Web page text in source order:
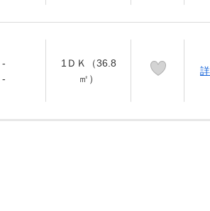
-
-
1ＤＫ（36.8
㎡）